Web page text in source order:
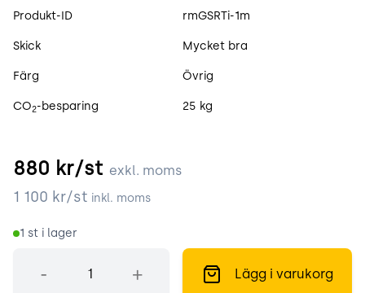
Produktspecifikation
Produkt-ID rmGSRTi-1m
Skick Mycket bra
Färg Övrig
CO2-besparing 25 kg
880 kr/st exkl. moms
1 100 kr/st inkl. moms
1 st i lager
- + Lägg i varukorg